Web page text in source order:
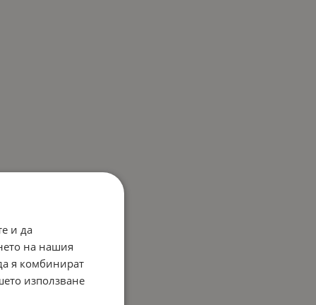
и да
на нашия
я комбинират
използване